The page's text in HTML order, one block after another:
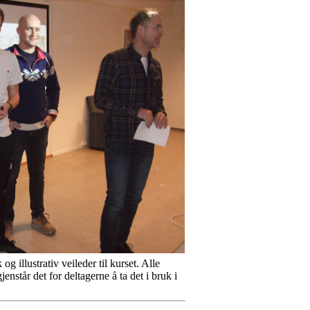
og illustrativ veileder til kurset. Alle
det for deltagerne å ta det i bruk i